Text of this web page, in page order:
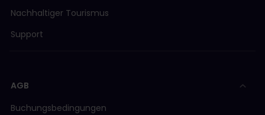
Nachhaltiger Tourismus
Support
AGB
Buchungsbedingungen